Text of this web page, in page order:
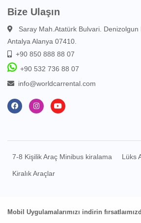
Bize Ulaşın
Saray Mah.Atatürk Bulvari. Denizolgun
Antalya Alanya 07410.
+90 850 888 88 07
+90 532 736 88 07
info@worldcarrental.com
7-8 Kişilik Araç Minibus kiralama Lüks
Kiralık Araçlar
Mobil Uygulamalarımızı indirin